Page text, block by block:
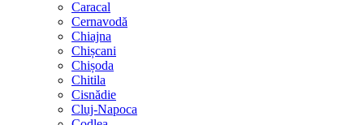
Caracal
Cernavodă
Chiajna
Chișcani
Chișoda
Chitila
Cisnădie
Cluj-Napoca